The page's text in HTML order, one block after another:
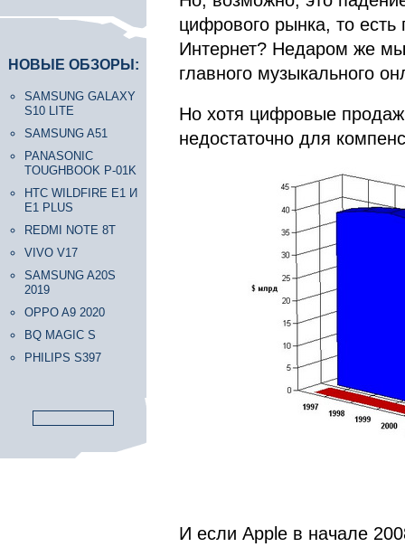
НОВЫЕ ОБЗОРЫ:
SAMSUNG GALAXY
S10 LITE
SAMSUNG A51
PANASONIC
TOUGHBOOK P-01K
HTC WILDFIRE E1 И
E1 PLUS
REDMI NOTE 8T
VIVO V17
SAMSUNG A20S
2019
OPPO A9 2020
BQ MAGIC S
PHILIPS S397
цифрового рынка, то
Интернет? Недаром же
главного музыкального
Но хотя цифровые
недостаточно для
И если Apple в начале